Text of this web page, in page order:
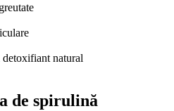
detoxifiant natural
de spirulină